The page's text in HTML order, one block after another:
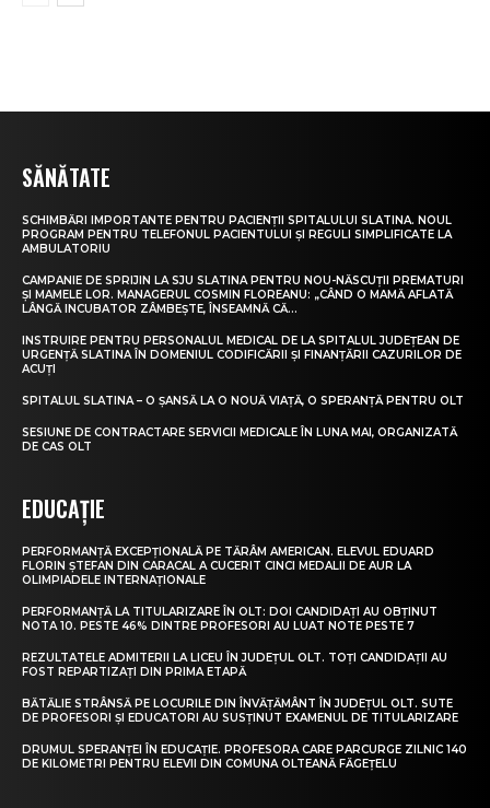
SĂNĂTATE
SCHIMBĂRI IMPORTANTE PENTRU PACIENȚII SPITALULUI SLATINA. NOUL
PROGRAM PENTRU TELEFONUL PACIENTULUI ȘI REGULI SIMPLIFICATE LA
AMBULATORIU
CAMPANIE DE SPRIJIN LA SJU SLATINA PENTRU NOU-NĂSCUȚII PREMATURI
ȘI MAMELE LOR. MANAGERUL COSMIN FLOREANU: „CÂND O MAMĂ AFLATĂ
LÂNGĂ INCUBATOR ZÂMBEȘTE, ÎNSEAMNĂ CĂ...
INSTRUIRE PENTRU PERSONALUL MEDICAL DE LA SPITALUL JUDEȚEAN DE
URGENȚĂ SLATINA ÎN DOMENIUL CODIFICĂRII ȘI FINANȚĂRII CAZURILOR DE
ACUȚI
SPITALUL SLATINA – O ȘANSĂ LA O NOUĂ VIAȚĂ, O SPERANȚĂ PENTRU OLT
SESIUNE DE CONTRACTARE SERVICII MEDICALE ÎN LUNA MAI, ORGANIZATĂ
DE CAS OLT
EDUCAȚIE
PERFORMANȚĂ EXCEPȚIONALĂ PE TĂRÂM AMERICAN. ELEVUL EDUARD
FLORIN ȘTEFAN DIN CARACAL A CUCERIT CINCI MEDALII DE AUR LA
OLIMPIADELE INTERNAȚIONALE
PERFORMANȚĂ LA TITULARIZARE ÎN OLT: DOI CANDIDAȚI AU OBȚINUT
NOTA 10. PESTE 46% DINTRE PROFESORI AU LUAT NOTE PESTE 7
REZULTATELE ADMITERII LA LICEU ÎN JUDEȚUL OLT. TOȚI CANDIDAȚII AU
FOST REPARTIZAȚI DIN PRIMA ETAPĂ
BĂTĂLIE STRÂNSĂ PE LOCURILE DIN ÎNVĂȚĂMÂNT ÎN JUDEȚUL OLT. SUTE
DE PROFESORI ȘI EDUCATORI AU SUSȚINUT EXAMENUL DE TITULARIZARE
DRUMUL SPERANȚEI ÎN EDUCAȚIE. PROFESORA CARE PARCURGE ZILNIC 140
DE KILOMETRI PENTRU ELEVII DIN COMUNA OLTEANĂ FĂGEȚELU